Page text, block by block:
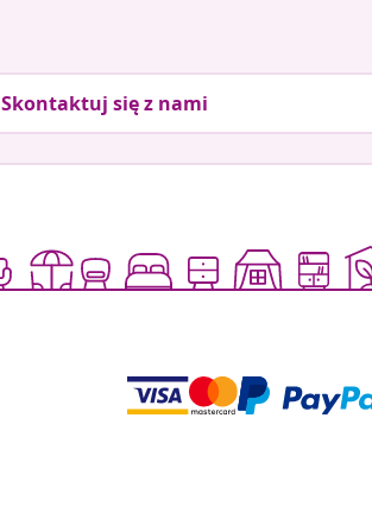
Skontaktuj się z nami